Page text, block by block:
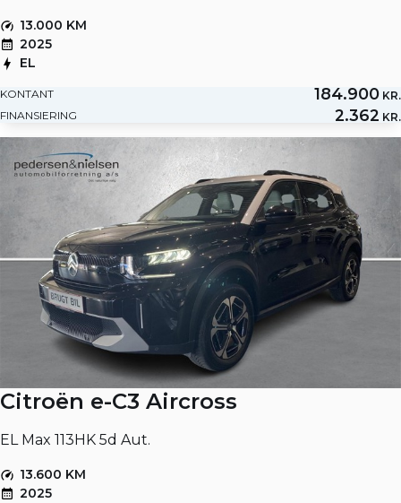
13.000 KM
2025
EL
KONTANT 184.900 KR.
FINANSIERING
2.362 KR.
Citroën e-C3 Aircross
EL Max 113HK 5d Aut.
13.600 KM
2025